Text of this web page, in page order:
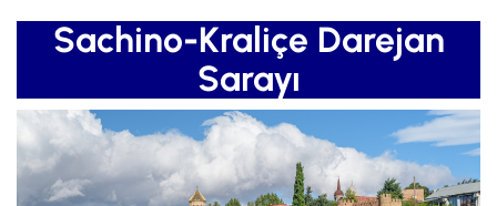
Sachino-Kraliçe Darejan
Sarayı